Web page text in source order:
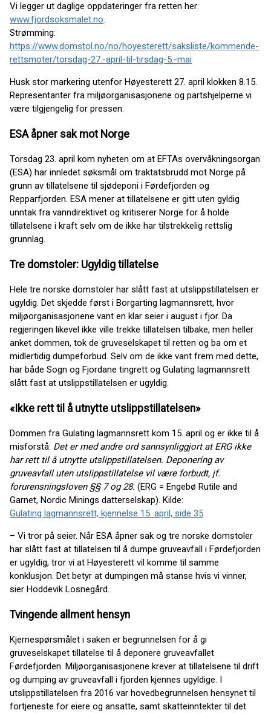
Vi legger ut daglige oppdateringer fra retten her:
www.fjordsoksmalet.no.
Strømming:
https://www.domstol.no/no/hoyesterett/saksliste/kommende-
rettsmoter/torsdag-27.-april-til-tirsdag-5.-mai
Husk stor markering utenfor Høyesterett 27. april klokken 8.15.
Representanter fra miljøorganisasjonene og partshjelperne vi
være tilgjengelig for pressen.
ESA åpner sak mot Norge
Torsdag 23. april kom nyheten om at EFTAs overvåkningsorgan
(ESA) har innledet søksmål om traktatsbrudd mot Norge på
grunn av tillatelsene til sjødeponi i Førdefjorden og
Repparfjorden. ESA mener at tillatelsene er gitt uten gyldig
unntak fra vanndirektivet og kritiserer Norge for å holde
tillatelsene i kraft selv om de ikke har tilstrekkelig rettslig
grunnlag.
Tre domstoler: Ugyldig tillatelse
Hele tre norske domstoler har slått fast at utslippstillatelsen er
ugyldig. Det skjedde først i Borgarting lagmannsrett, hvor
miljøorganisasjonene vant en klar seier i august i fjor. Da
regjeringen likevel ikke ville trekke tillatelsen tilbake, men heller
anket dommen, tok de gruveselskapet til retten og ba om et
midlertidig dumpeforbud. Selv om de ikke vant frem med dette,
har både Sogn og Fjordane tingrett og Gulating lagmannsrett
slått fast at utslippstillatelsen er ugyldig.
«Ikke rett til å utnytte utslippstillatelsen»
Dommen fra Gulating lagmannsrett kom 15. april og er ikke til å
misforstå: Det er med andre ord sannsynliggjort at ERG ikke
har rett til å utnytte utslippstillatelsen. Deponering av
gruveavfall uten utslippstillatelse vil være forbudt, jf.
forurensningsloven §§ 7 og 28. (ERG = Engebø Rutile and
Garnet, Nordic Minings datterselskap). Kilde:
Gulating lagmannsrett, kjennelse 15. april, side 35
– Vi tror på seier. Når ESA åpner sak og tre norske domstoler
har slått fast at tillatelsen til å dumpe gruveavfall i Førdefjorden
er ugyldig, tror vi at Høyesterett vil komme til samme
konklusjon. Det betyr at dumpingen må stanse hvis vi vinner,
sier Hoddevik Losnegård.
Tvingende allment hensyn
Kjernespørsmålet i saken er begrunnelsen for å gi
gruveselskapet tillatelse til å deponere gruveavfallet
Førdefjorden. Miljøorganisasjonene krever at tillatelsene til drift
og dumping av gruveavfall i fjorden kjennes ugyldige. I
utslippstillatelsen fra 2016 var hovedbegrunnelsen hensynet til
fortjeneste for eiere og ansatte, samt skatteinntekter til det